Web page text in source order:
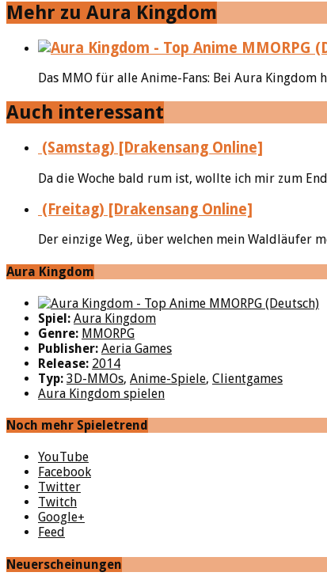
Mehr zu Aura Kingdom
Das MMO für alle Anime-Fans: Bei Aura
Auch interessant
(Samstag) [Drakensang Online]
Da die Woche bald rum ist, wollte ich mir zum
(Freitag) [Drakensang Online]
Der einzige Weg, über welchen mein Waldläufer
Aura Kingdom
Spiel: Aura Kingdom
Genre: MMORPG
Publisher: Aeria Games
Release: 2014
Typ: 3D-MMOs, Anime-Spiele, Clientgames
Aura Kingdom spielen
Noch mehr Spieletrend
YouTube
Facebook
Twitter
Twitch
Google+
Feed
Neuerscheinungen